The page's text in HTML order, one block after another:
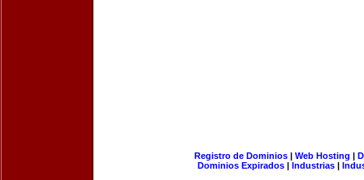
Registro de Dominios| Web Hosting |
Dominios Expirados | Industrias |